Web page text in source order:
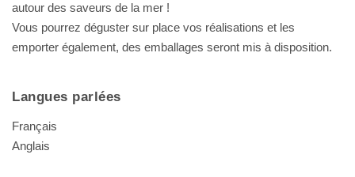
autour des saveurs de la mer !
Vous pourrez déguster sur place vos réalisations et les
emporter également, des emballages seront mis à disposition.
Langues parlées
Français
Anglais